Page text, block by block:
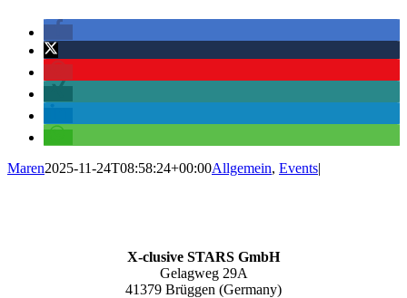
Maren2025-11-24T08:58:24+00:00Allgemein, Events|
X-clusive STARS GmbH
Gelagweg 29A
41379 Brüggen (Germany)